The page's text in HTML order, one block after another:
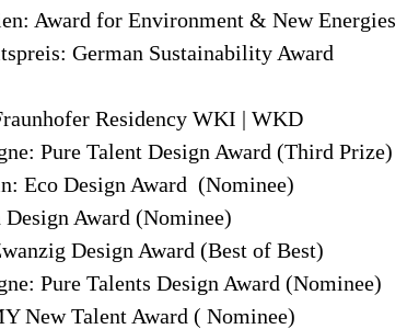
Award for Environment & New Energies
German Sustainability Award
Residency WKI | WKD
Pure Talent Design Award (Third Prize)
Eco Design Award (Nominee)
Award (Nominee)
Design Award (Best of Best)
Pure Talents Design Award (Nominee)
New Talent Award ( Nominee)